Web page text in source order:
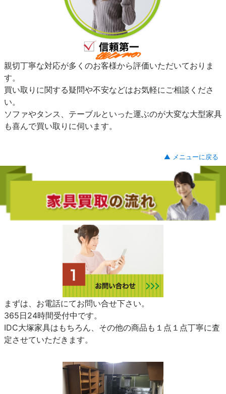
親切丁寧な対応が多くのお客様から評価いただいておりま
す。
買い取りに関する疑問や不安などはお気軽にご相談くださ
い。
ソファやタンス、テーブルといった運ぶのが大変な大型家具
も喜んで買い取りに伺います。
▲ メニューに戻る
まずは、お電話にてお問い合せ下さい。
365日24時間受付中です。
IDC大塚家具はもちろん、その他の商品も１点１点丁寧に査
定させていただきます。